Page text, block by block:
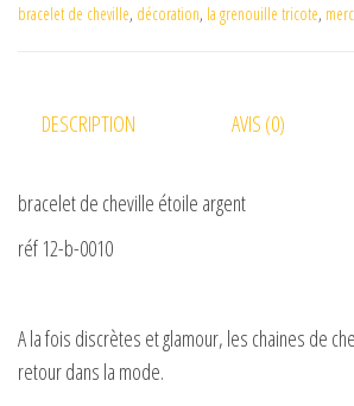
bracelet de cheville, décoration, la grenouille tricote,
DESCRIPTION AVIS (0)
bracelet de cheville étoile argent
réf 12-b-0010
A la fois discrètes et glamour, les chaines de
retour dans la mode.